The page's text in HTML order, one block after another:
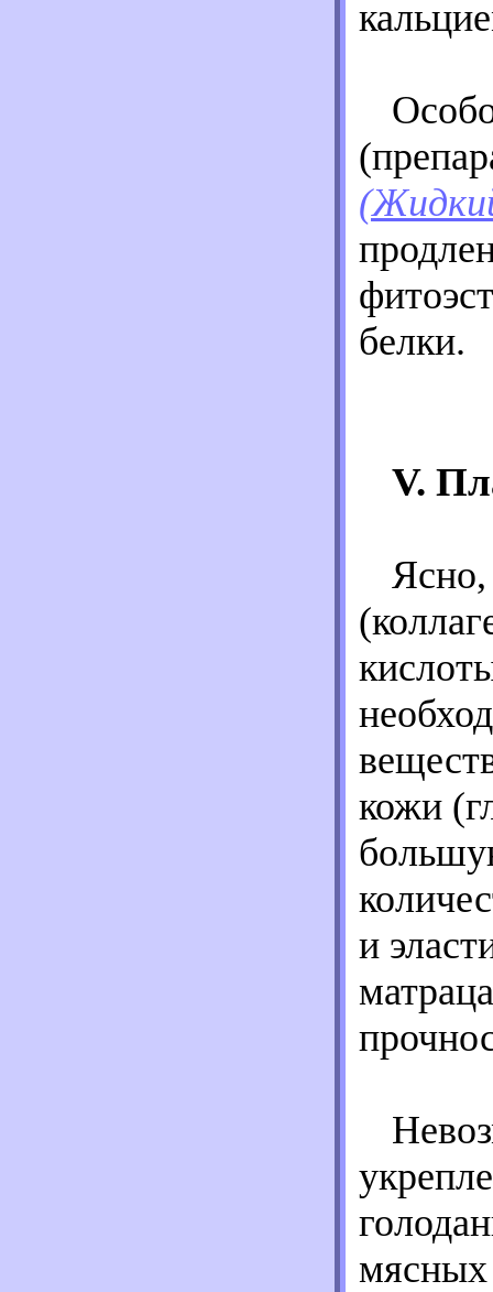
белки.
V.
Ясно,
кожи
и
мясных